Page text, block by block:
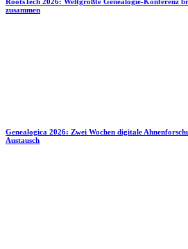
zusammen
Genealogica 2026: Zwei Wochen digitale
Austausch